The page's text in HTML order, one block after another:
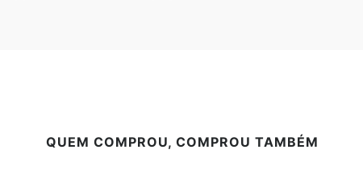
QUEM COMPROU, COMPROU TAMBÉM